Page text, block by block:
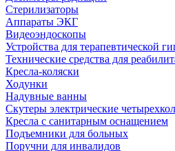
Стерилизаторы
Аппараты ЭКГ
Видеоэндоскопы
Устройства для терапевтической
Технические средства для
Кресла-коляски
Ходунки
Надувные ванны
Скутеры электрические
Кресла с санитарным оснащением
Подъемники для больных
Поручни для инвалидов